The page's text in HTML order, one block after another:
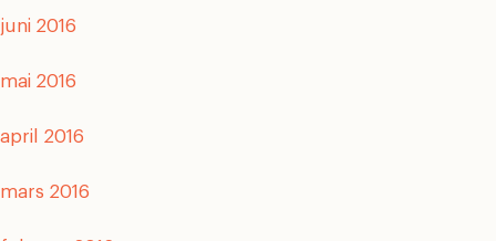
juni 2016
mai 2016
april 2016
mars 2016